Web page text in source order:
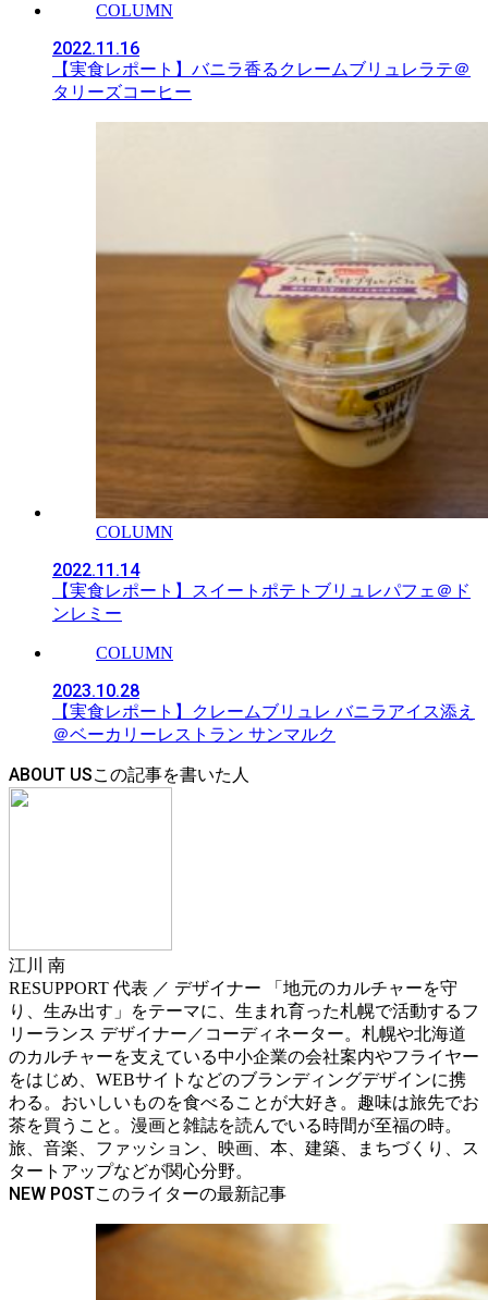
COLUMN
2022.11.16
【実食レポート】バニラ香るクレームブリュレラテ＠
タリーズコーヒー
COLUMN
2022.11.14
【実食レポート】スイートポテトブリュレパフェ＠ド
ンレミー
COLUMN
2023.10.28
【実食レポート】クレームブリュレ バニラアイス添え
＠ベーカリーレストラン サンマルク
ABOUT US
江川 南
RESUPPORT 代表 ／ デザイナー 「地元のカルチャーを守
り、生み出す」をテーマに、生まれ育った札幌で活動するフ
リーランス デザイナー／コーディネーター。札幌や北海道
のカルチャーを支えている中小企業の会社案内やフライヤー
をはじめ、WEBサイトなどのブランディングデザインに携
わる。おいしいものを食べることが大好き。趣味は旅先でお
茶を買うこと。漫画と雑誌を読んでいる時間が至福の時。
旅、音楽、ファッション、映画、本、建築、まちづくり、ス
タートアップなどが関心分野。
NEW POST